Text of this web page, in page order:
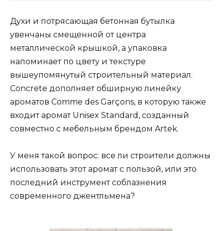
Духи и потрясающая бетонная бутылка
увенчаны смещенной от центра
металлической крышкой, а упаковка
напоминает по цвету и текстуре
вышеупомянутый строительный материал.
Concrete дополняет обширную линейку
ароматов Comme des Garçons, в которую также
входит аромат Unisex Standard, созданный
совместно с мебельным брендом Artek.
У меня такой вопрос: все ли строители должны
использовать этот аромат с пользой, или это
последний инструмент соблазнения
современного джентльмена?